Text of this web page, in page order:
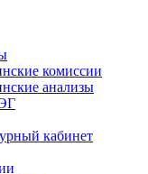
комиссии
анализы
кабинет